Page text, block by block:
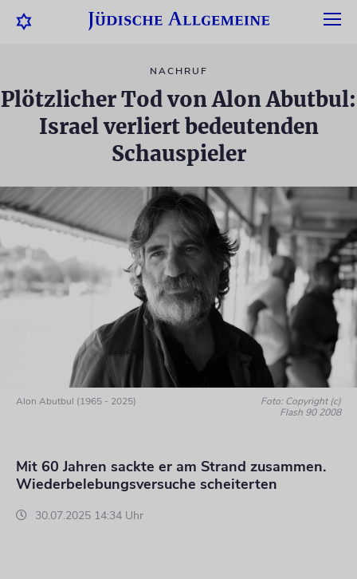
NACHRUF
Plötzlicher Tod von Alon Abutbul:
Israel verliert bedeutenden
Schauspieler
Alon Abutbul (1965 - 2025)
Foto: Copyright (c)
Flash 90 2008
Mit 60 Jahren sackte er am Strand zusammen.
Wiederbelebungsversuche scheiterten
30.07.2025 14:34 Uhr